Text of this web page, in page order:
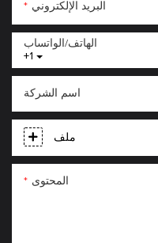
البريد الإلكتروني
+1
الهاتف/الواتساب
اسم الشركة
ملف
المحتوى